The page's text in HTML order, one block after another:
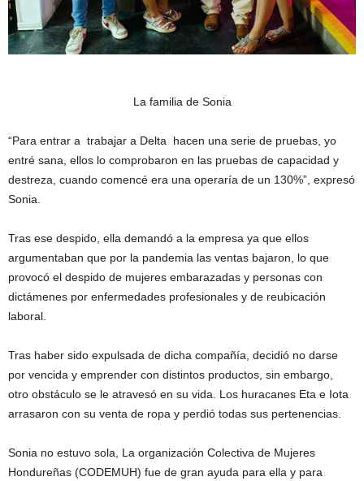
La familia de Sonia
“Para entrar a trabajar a Delta hacen una serie de pruebas, yo
entré sana, ellos lo comprobaron en las pruebas de capacidad y
destreza, cuando comencé era una operaría de un 130%”, expresó
Sonia.
Tras ese despido, ella demandó a la empresa ya que ellos
argumentaban que por la pandemia las ventas bajaron, lo que
provocó el despido de mujeres embarazadas y personas con
dictámenes por enfermedades profesionales y de reubicación
laboral.
Tras haber sido expulsada de dicha compañía, decidió no darse
por vencida y emprender con distintos productos, sin embargo,
otro obstáculo se le atravesó en su vida. Los huracanes Eta e Iota
arrasaron con su venta de ropa y perdió todas sus pertenencias.
Sonia no estuvo sola, La organización Colectiva de Mujeres
Hondureñas (CODEMUH) fue de gran ayuda para ella y para